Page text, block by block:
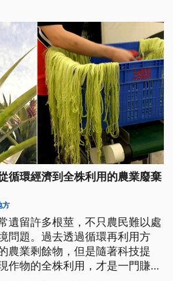
循環經濟到全株利用的農業廢棄
方
遺留許多根莖，不只農民難以處
問題。過去透過循環再利用方
農業剩餘物，但是隨著科技提
作物的全株利用，才是一門賺錢